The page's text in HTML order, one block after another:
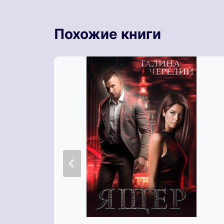
Похожие книги